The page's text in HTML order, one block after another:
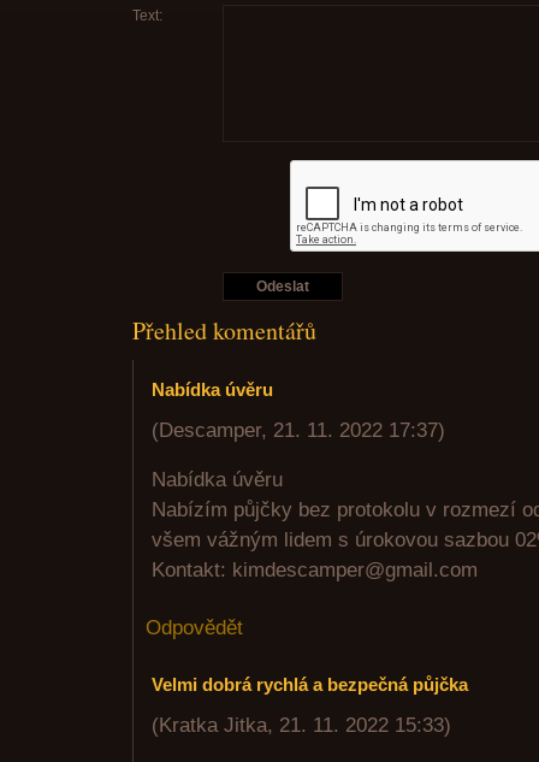
Text:
Přehled komentářů
Nabídka úvěru
(Descamper, 21. 11. 2022 17:37)
Nabídka úvěru
Nabízím půjčky bez protokolu v rozmezí
všem vážným lidem s úrokovou sazbou
Kontakt: kimdescamper@gmail.com
Odpovědět
Velmi dobrá rychlá a bezpečná půjčka
(Kratka Jitka, 21. 11. 2022 15:33)